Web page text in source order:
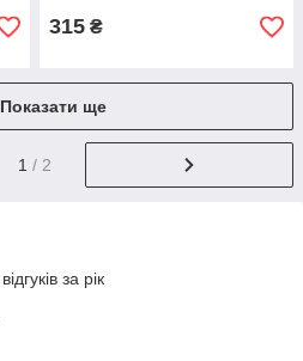
315 ₴
Показати ще
1 / 2
за рік